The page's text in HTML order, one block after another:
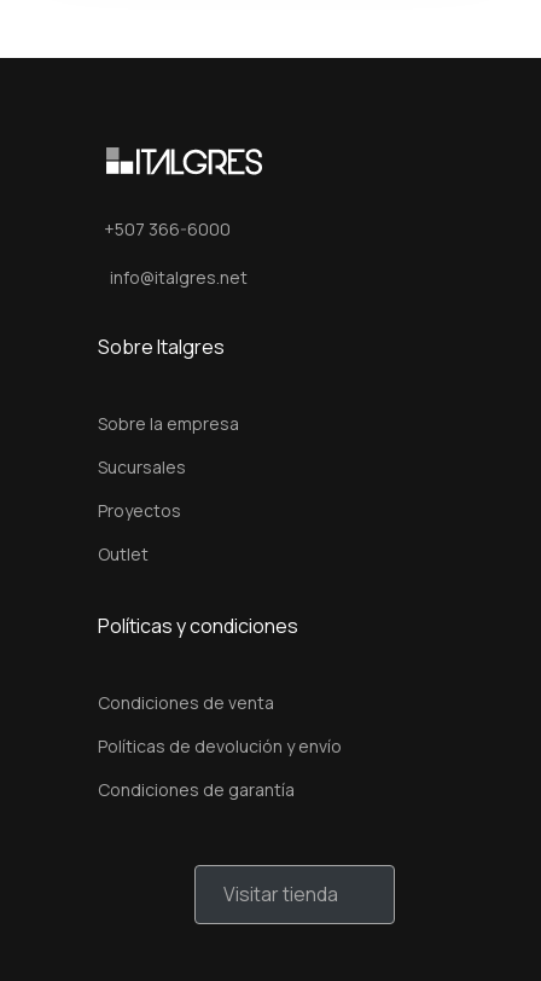
+507 366-6000
info@italgres.net
Sobre Italgres
Sobre la empresa
Sucursales
Proyectos
Outlet
Políticas y condiciones
Condiciones de venta
Políticas de devolución y envío
Condiciones de garantía
Visitar tienda